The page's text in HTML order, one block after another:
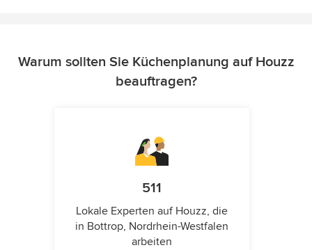
Warum sollten Sie Küchenplanung auf Houzz
beauftragen?
511
Lokale Experten auf Houzz, die
in Bottrop, Nordrhein-Westfalen
arbeiten